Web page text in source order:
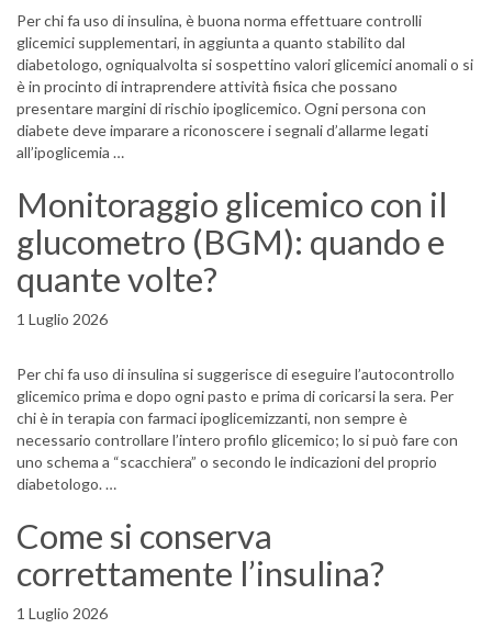
Per chi fa uso di insulina, è buona norma effettuare controlli
glicemici supplementari, in aggiunta a quanto stabilito dal
diabetologo, ogniqualvolta si sospettino valori glicemici anomali o si
è in procinto di intraprendere attività fisica che possano
presentare margini di rischio ipoglicemico. Ogni persona con
diabete deve imparare a riconoscere i segnali d’allarme legati
all’ipoglicemia …
Monitoraggio glicemico con il
glucometro (BGM): quando e
quante volte?
1 Luglio 2026
Per chi fa uso di insulina si suggerisce di eseguire l’autocontrollo
glicemico prima e dopo ogni pasto e prima di coricarsi la sera. Per
chi è in terapia con farmaci ipoglicemizzanti, non sempre è
necessario controllare l’intero profilo glicemico; lo si può fare con
uno schema a “scacchiera” o secondo le indicazioni del proprio
diabetologo. …
Come si conserva
correttamente l’insulina?
1 Luglio 2026